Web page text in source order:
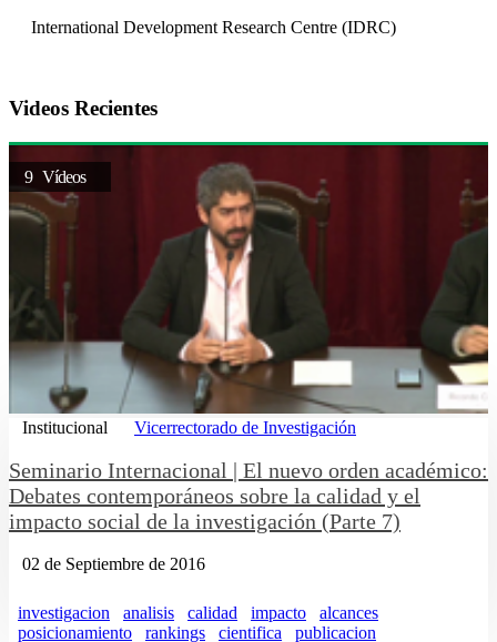
International Development Research Centre (IDRC)
Videos Recientes
9 Vídeos
Institucional Vicerrectorado de Investigación
Seminario Internacional | El nuevo orden académico:
Debates contemporáneos sobre la calidad y el
impacto social de la investigación (Parte 7)
02 de Septiembre de 2016
investigacion analisis calidad impacto
alcances
posicionamiento
rankings cientifica publicacion